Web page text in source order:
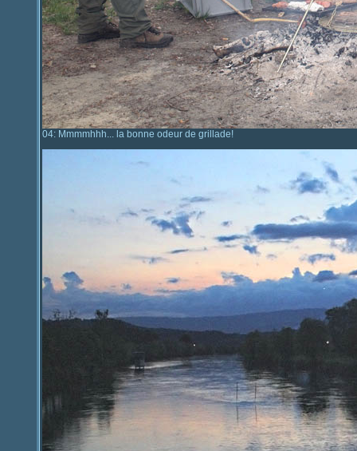
04: Mmmmhhh... la bonne odeur de grillade!